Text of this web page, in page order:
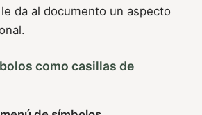
da al documento un aspecto
como casillas de